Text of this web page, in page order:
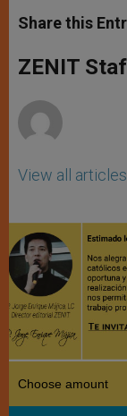
t
s
p
p
s
e
g
e
e
b
o
k
Share this
ZENIT
View all articles